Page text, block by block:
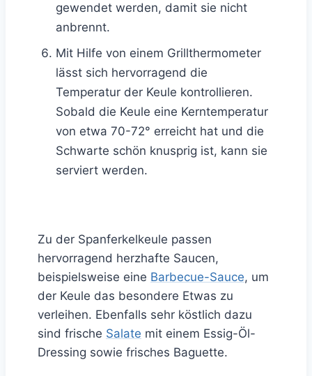
gewendet werden, damit sie nicht
anbrennt.
Mit Hilfe von einem Grillthermometer
lässt sich hervorragend die
Temperatur der Keule kontrollieren.
Sobald die Keule eine Kerntemperatur
von etwa 70-72° erreicht hat und die
Schwarte schön knusprig ist, kann sie
serviert werden.
Zu der Spanferkelkeule passen
hervorragend herzhafte Saucen,
beispielsweise eine Barbecue-Sauce, um
der Keule das besondere Etwas zu
verleihen. Ebenfalls sehr köstlich dazu
sind frische Salate mit einem Essig-Öl-
Dressing sowie frisches Baguette.